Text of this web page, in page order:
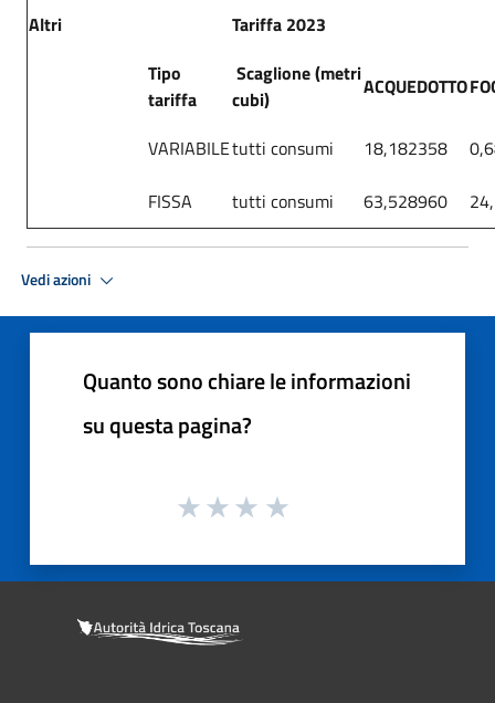
Altri
Tariffa 2023
Tipo
tariffa
Scaglione (metri
cubi)
ACQUEDOTTO
VARIABILEtutti consumi 18,182358
FISSA
tutti consumi 63,528960
Vedi azioni
Quanto sono chiare le informazioni
su questa pagina?